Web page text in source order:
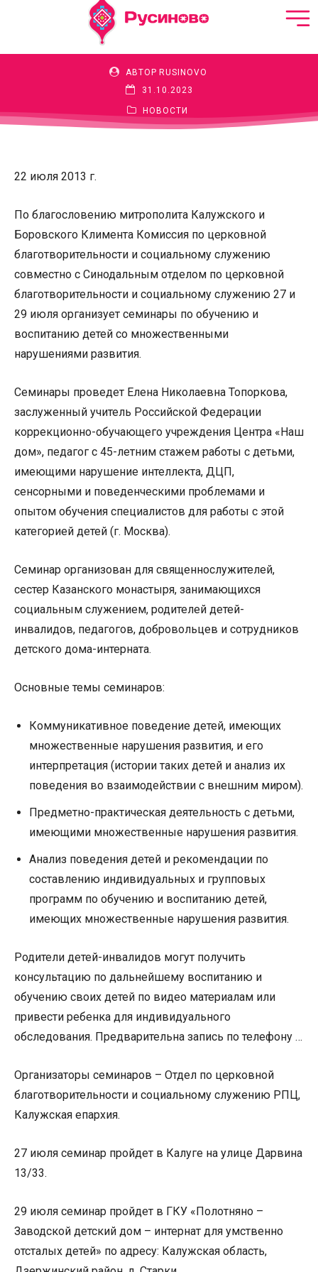
нарушениями развития
АВТОР RUSINOVO
31.10.2023
НОВОСТИ
22 июля 2013 г.
По благословению митрополита Калужского и
Боровского Климента Комиссия по церковной
благотворительности и социальному служению
совместно с Синодальным отделом по церковной
благотворительности и социальному служению 27 и
29 июля организует семинары по обучению и
воспитанию детей со множественными
нарушениями развития.
Семинары проведет Елена Николаевна Топоркова,
заслуженный учитель Российской Федерации
коррекционно-обучающего учреждения Центра «Наш
дом», педагог с 45-летним стажем работы с детьми,
имеющими нарушение интеллекта, ДЦП,
сенсорными и поведенческими проблемами и
опытом обучения специалистов для работы с этой
категорией детей (г. Москва).
Семинар организован для священнослужителей,
сестер Казанского монастыря, занимающихся
социальным служением, родителей детей-
инвалидов, педагогов, добровольцев и сотрудников
детского дома-интерната.
Основные темы семинаров:
Коммуникативное поведение детей, имеющих
множественные нарушения развития, и его
интерпретация (истории таких детей и анализ их
поведения во взаимодействии с внешним миром).
Предметно-практическая деятельность с детьми,
имеющими множественные нарушения развития.
Анализ поведения детей и рекомендации по
составлению индивидуальных и групповых
программ по обучению и воспитанию детей,
имеющих множественные нарушения развития.
Родители детей-инвалидов могут получить
консультацию по дальнейшему воспитанию и
обучению своих детей по видео материалам или
привести ребенка для индивидуального
обследования. Предварительна запись по телефону …
Организаторы семинаров – Отдел по церковной
благотворительности и социальному служению РПЦ,
Калужская епархия.
27 июля семинар пройдет в Калуге на улице Дарвина
13/33.
29 июля семинар пройдет в ГКУ «Полотняно –
Заводской детский дом – интернат для умственно
отсталых детей» по адресу: Калужская область,